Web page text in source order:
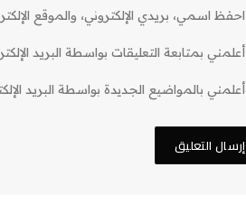
احفظ اسمي، بريدي الإلكتروني، والموقع
أعلمني بمتابعة التعليقات بواسطة البريد
أعلمني بالمواضيع الجديدة بواسطة البريد